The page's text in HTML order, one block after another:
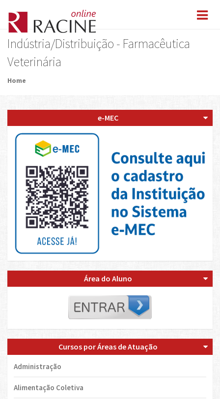
Indústria/Distribuição - Farmacêutica
Veterinária
Home
e-MEC
Área do Aluno
Cursos por Áreas de Atuação
Administração
Alimentação Coletiva